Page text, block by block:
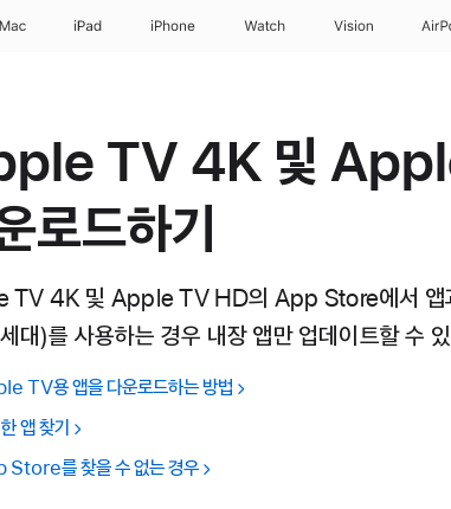
Mac iPad iPhone Watch Vision
TV 4K 및
로드하기
TV 4K 및 Apple TV HD의 App Store에서 앱
대)를 사용하는 경우 내장 앱만 업데이트할 수
TV용 앱을 다운로드하는 방법
앱 찾기
Store를 찾을 수 없는 경우